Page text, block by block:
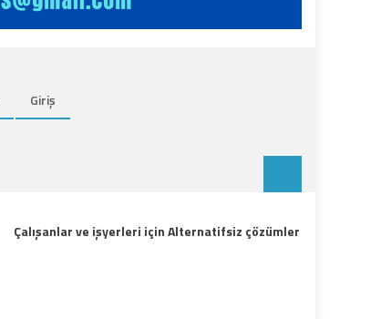
Giriş
Çalışanlar ve işyerleri için Alternatifsiz çözümler